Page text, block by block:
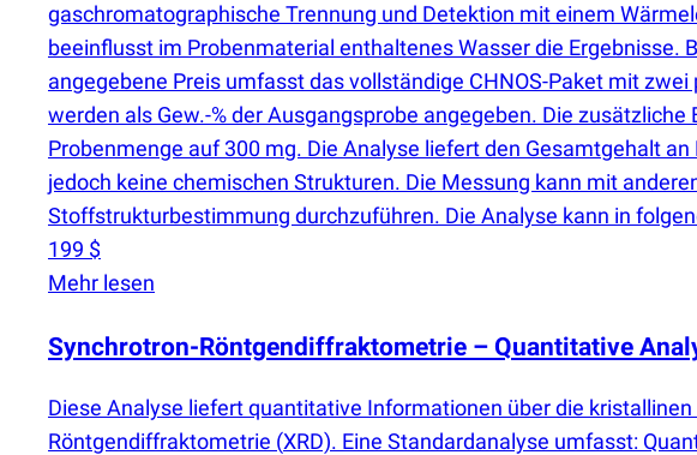
gaschromatographische Trennung und Detektion mit einem
beeinflusst im Probenmaterial enthaltenes Wasser die Ergebnisse.
angegebene Preis umfasst das vollständige CHNOS-Paket mit
werden als Gew.-% der Ausgangsprobe angegeben. Die
Probenmenge auf 300 mg. Die Analyse liefert den Gesamtgehalt
jedoch keine chemischen Strukturen. Die Messung kann mit
Stoffstrukturbestimmung durchzuführen. Die Analyse kann in
199 $
Mehr lesen
Synchrotron-Röntgendiffraktometrie – Quantitative
Diese Analyse liefert quantitative Informationen über die
Röntgendiffraktometrie (XRD). Eine Standardanalyse umfasst: